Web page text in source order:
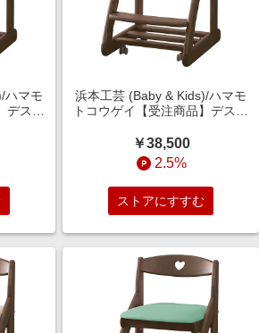
ハマモ
スク
伊勢丹/
浜本工芸 (Baby & Kids)/ハマモ
トコウゲイ【受注商品】デスク
ピンク 机・デスク【三越伊勢丹/
公式】
￥38,500
2.5%
ストアにすすむ